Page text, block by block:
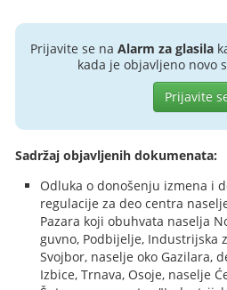
Prijavite se na Alarm za glasila
kada je objavljeno novo
Prijavite
Sadržaj objavljenih dokumenata:
Odluka o donošenju izmena i
regulacije za deo centra
Pazara koji obuhvata naselja
guvno, Podbijelje, Industrijska
Svojbor, naselje oko Gazilara,
Izbice, Trnava, Osoje, naselje